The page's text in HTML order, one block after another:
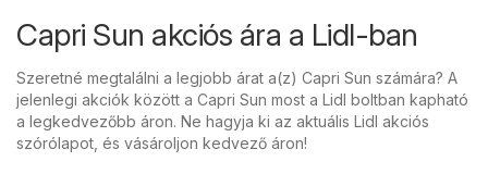
Capri Sun akciós ára a Lidl-ban
Szeretné megtalálni a legjobb árat a(z) Capri Sun számára? A
jelenlegi akciók között a Capri Sun most a Lidl boltban kapható
a legkedvezőbb áron. Ne hagyja ki az aktuális Lidl akciós
szórólapot, és vásároljon kedvező áron!